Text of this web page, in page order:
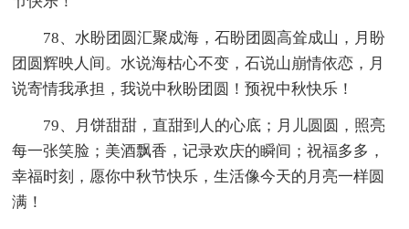
78、水盼团圆汇聚成海，石盼团圆高耸成山，月盼
团圆辉映人间。水说海枯心不变，石说山崩情依恋，月
说寄情我承担，我说中秋盼团圆！预祝中秋快乐！
79、月饼甜甜，直甜到人的心底；月儿圆圆，照亮
每一张笑脸；美酒飘香，记录欢庆的瞬间；祝福多多，
幸福时刻，愿你中秋节快乐，生活像今天的月亮一样圆
满！